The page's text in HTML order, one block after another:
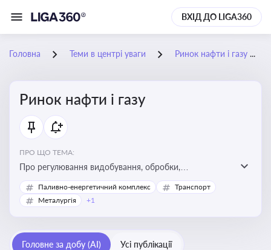
ВХІД ДО LIGA360
Головна Теми в центрі уваги Ринок нафти і газу
Ринок нафти і газу
ПРО ЩО ТЕМА:
Про регулювання видобування, обробки,
транспортування та реалізації нафти й природного
газу, що критично важливо для енергетичної безпеки,
Паливно-енергетичний комплекс
Транспорт
Металургія
+1
Головне за добу (AI) Усі публікації